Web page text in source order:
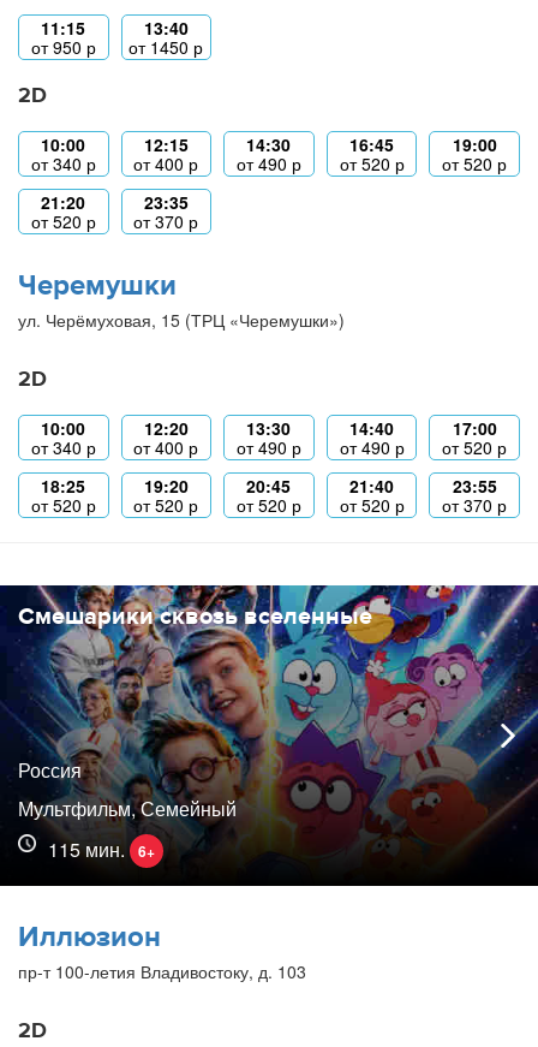
11:15
от950 р
13:40
от 1450 р
2D
10:00
от340 р
12:15
от400 р
14:30
от490 р
16:45
от520 р
19:00
от520 р
21:20
от520 р
23:35
от370 р
Черемушки
ул. Черёмуховая, 15 (ТРЦ «Черемушки»)
2D
10:00
от340 р
12:20
от400 р
13:30
от490 р
14:40
от490 р
17:00
от520 р
18:25
от520 р
19:20
от520 р
20:45
от520 р
21:40
от520 р
23:55
от370 р
Смешарики сквозь вселенные
Россия
Мультфильм, Семейный
115 мин.
6+
Иллюзион
пр-т 100-летия Владивостоку, д. 103
2D